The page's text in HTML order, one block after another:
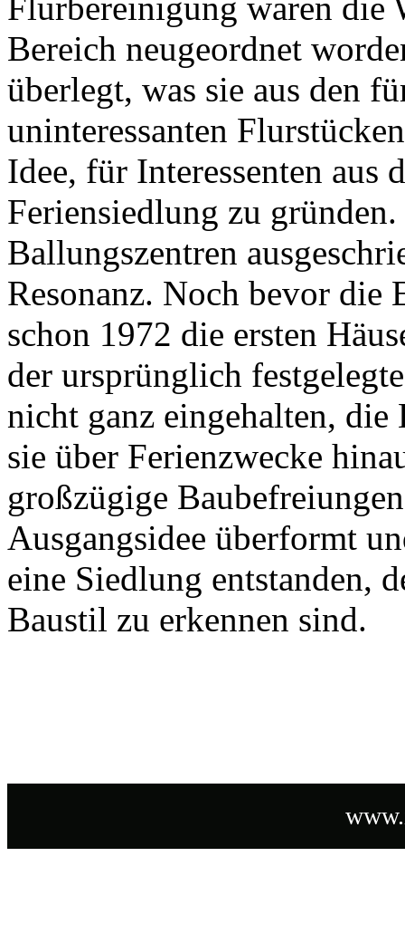
Flurbereinigung waren die
Bereich neugeordnet
überlegt, was sie aus den
uninteressanten
Idee, für Interessenten aus
Feriensiedlung zu
Ballungszentren
Resonanz. Noch bevor die
schon 1972 die ersten
der ursprünglich
nicht ganz eingehalten, die
sie über Ferienzwecke
großzügige
Ausgangsidee überformt
eine Siedlung entstanden,
Baustil zu erkennen sind.